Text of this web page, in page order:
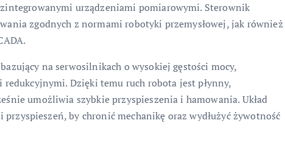
urządzeniami pomiarowymi. Sterownik
zgodnych z normami robotyki przemysłowej, jak również
na serwosilnikach o wysokiej gęstości mocy,
redukcyjnymi. Dzięki temu ruch robota jest płynny,
umożliwia szybkie przyspieszenia i hamowania. Układ
by chronić mechanikę oraz wydłużyć żywotność